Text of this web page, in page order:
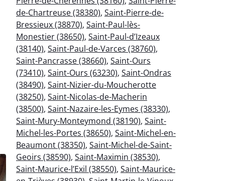
de-Chartreuse (38380), Saint-Pierre-de-
Bressieux (38870), Saint-Paul-lès-
Monestier (38650), Saint-Paul-d’Izeaux
(38140), Saint-Paul-de-Varces (38760),
Saint-Pancrasse (38660), Saint-Ours
(73410), Saint-Ours (63230), Saint-Ondras
(38490), Saint-Nizier-du-Moucherotte
(38250), Saint-Nicolas-de-Macherin
(38500), Saint-Nazaire-les-Eymes (38330),
Saint-Mury-Monteymond (38190), Saint-
Michel-les-Portes (38650), Saint-Michel-en-
Beaumont (38350), Saint-Michel-de-Saint-
Geoirs (38590), Saint-Maximin (38530),
Saint-Maurice-l’Exil (38550), Saint-Maurice-